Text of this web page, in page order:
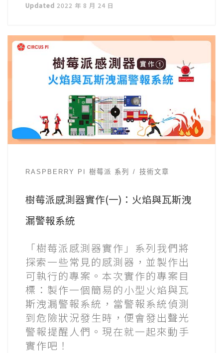
Updated 2022 年 8 月 24 日
RASPBERRY PI 樹莓派 系列 技術文章
樹莓派感測器實作(一)：火焰與瓦斯洩
漏警報系統
「樹莓派感測器實作」系列我們將
探索一些常見的感測器，並製作出
可執行的專案。本次實作的專案目
標：製作一個簡易的小型火焰與瓦
斯洩漏警報系統，當警報系統偵測
到危險狀況發生時，便會發出聲光
警報提醒人們。現在就一起來動手
實作吧！